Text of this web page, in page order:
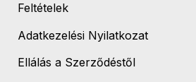
Feltételek
Adatkezelési Nyilatkozat
Ellálás a Szerződéstől